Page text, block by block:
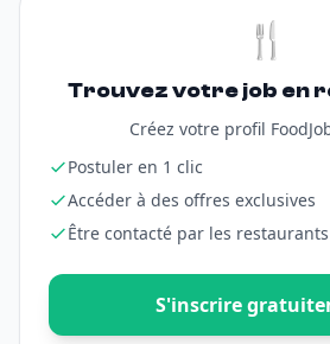
🍴
Trouvez votre job en
Créez votre profil
Postuler en 1 clic
Accéder à des offres exclusives
Être contacté par les restaurants
S'inscrire